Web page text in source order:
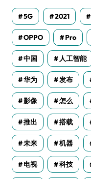
5G 2021
OPPO Pro
中国 人工智能
华为 发布
影像 怎么
推出 搭载
未来 机器
电视 科技